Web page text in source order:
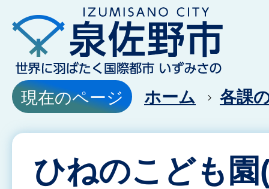
現在のページ ホーム 各課
ひねのこども園